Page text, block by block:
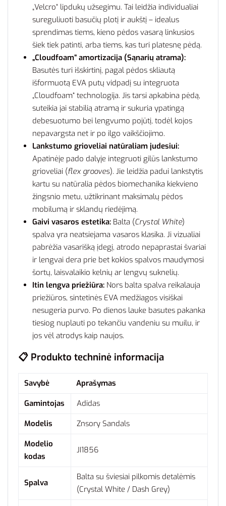
„Velcro“ lipdukų užsegimu. Tai leidžia individualiai
sureguliuoti basučių plotį ir aukštį – idealus
sprendimas tiems, kieno pėdos vasarą linkusios
šiek tiek patinti, arba tiems, kas turi platesnę pėdą.
„Cloudfoam“ amortizacija (Sąnarių atrama):
Basutės turi išskirtinį, pagal pėdos skliautą
išformuotą EVA putų vidpadį su integruota
„Cloudfoam“ technologija. Jis tarsi apkabina pėdą,
suteikia jai stabilią atramą ir sukuria ypatingą
debesuotumo bei lengvumo pojūtį, todėl kojos
nepavargsta net ir po ilgo vaikščiojimo.
Lankstumo grioveliai natūraliam judesiui:
Apatinėje pado dalyje integruoti gilūs lankstumo
grioveliai (flex grooves). Jie leidžia padui lankstytis
kartu su natūralia pėdos biomechanika kiekvieno
žingsnio metu, užtikrinant maksimalų pėdos
mobilumą ir sklandų riedėjimą.
Gaivi vasaros estetika: Balta (Crystal White)
spalva yra neatsiejama vasaros klasika. Ji vizualiai
pabrėžia vasarišką įdegį, atrodo nepaprastai švariai
ir lengvai dera prie bet kokios spalvos maudymosi
šortų, laisvalaikio kelnių ar lengvų suknelių.
Itin lengva priežiūra: Nors balta spalva reikalauja
priežiūros, sintetinės EVA medžiagos visiškai
nesugeria purvo. Po dienos lauke basutes pakanka
tiesiog nuplauti po tekančiu vandeniu su muilu, ir
jos vėl atrodys kaip naujos.
📋 Produkto techninė informacija
Savybė
Aprašymas
Gamintojas
Adidas
Modelis
Znsory Sandals
Modelio
kodas
JI1856
Spalva
Balta su šviesiai pilkomis detalėmis
(Crystal White / Dash Grey)